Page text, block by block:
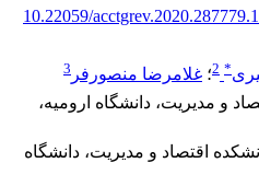
10.22059/
*
2؛ غلامرضا منصورفر 3
و مدیریت، دانشگاه ارومیه،
اقتصاد و مدیریت، دانشگاه